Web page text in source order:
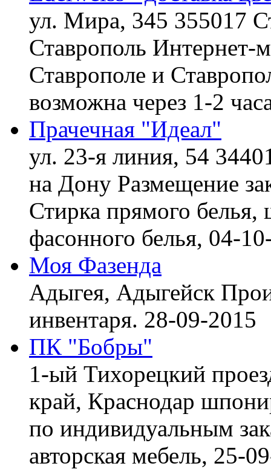
ул. Мира, 345 355017
Ставрополь Интернет-
Ставрополе и
возможна через 1-2
Прачечная "Идеал"
ул. 23-я линия, 54
на Дону Размещение
Стирка прямого
фасонного белья, 04-
Моя Фазенда
Адыгея, Адыгейск
инвентаря. 28-09-2015
ПК "Бобры"
1-ый Тихорецкий
край, Краснодар
по индивидуальным
авторская мебель, 25-